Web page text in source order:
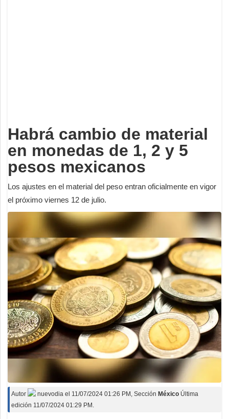
Habrá cambio de material
en monedas de 1, 2 y 5
pesos mexicanos
Los ajustes en el material del peso entran oficialmente en vigor
el próximo viernes 12 de julio.
Autor nuevodia el 11/07/2024 01:26 PM, Sección México Última
edición 11/07/2024 01:29 PM.